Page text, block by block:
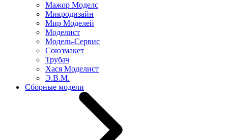
Мажор Моделс
Микродизайн
Мир Моделей
Моделист
Модель-Сервис
Союзмакет
Трубач
Хася Моделист
Э.В.М.
Сборные модели